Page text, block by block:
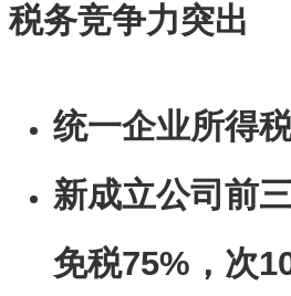
税务竞争力突出
统一企业所得
新成立公司前
免税75%，次